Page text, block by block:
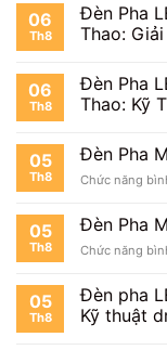
06
Th8
Đèn Pha
Thao:
06
Th8
Đèn Pha
Thao: Kỹ
05
Th8
Đèn Pha
Chức năng
05
Th8
Đèn Pha
Chức năng
05
Th8
Đèn pha
Kỹ thuật